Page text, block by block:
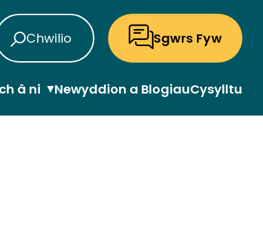
Chwilio Sgwrs Fyw
â ni Newyddion a BlogiauCysylltu